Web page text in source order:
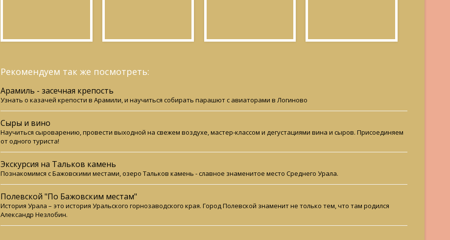
Рекомендуем так же посмотреть:
Арамиль - засечная крепость
Узнать о казачей крепости в Арамили, и научиться собирать парашют с авиаторами в Логиново
Сыры и вино
Научиться сыроварению, провести выходной на свежем воздухе, мастер-классом и дегустациями вина и сыров. Присоединяем
от одного туриста!
Экскурсия на Тальков камень
Познакомимся с Бажовскими местами, озеро Тальков камень - славное знаменитое место Среднего Урала.
Полевской "По Бажовским местам"
История Урала – это история Уральского горнозаводского края. Город Полевской знаменит не только тем, что там родился
Александр Незлобин.